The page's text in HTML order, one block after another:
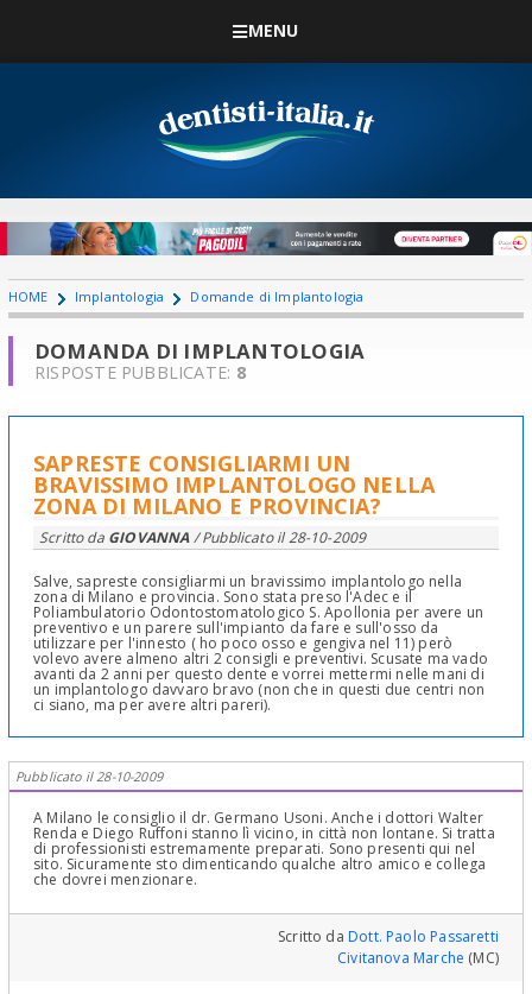
MENU
HOME Implantologia Domande di Implantologia
DOMANDA DI IMPLANTOLOGIA
RISPOSTE PUBBLICATE: 8
SAPRESTE CONSIGLIARMI UN
BRAVISSIMO IMPLANTOLOGO NELLA
ZONA DI MILANO E PROVINCIA?
Scritto da GIOVANNA/ Pubblicato il28-10-2009
Salve, sapreste consigliarmi un bravissimo implantologo nella
zona di Milano e provincia. Sono stata preso l'Adec e il
Poliambulatorio Odontostomatologico S. Apollonia per avere un
preventivo e un parere sull'impianto da fare e sull'osso da
utilizzare per l'innesto ( ho poco osso e gengiva nel 11) però
volevo avere almeno altri 2 consigli e preventivi. Scusate ma vado
avanti da 2 anni per questo dente e vorrei mettermi nelle mani di
un implantologo davvaro bravo (non che in questi due centri non
ci siano, ma per avere altri pareri).
Pubblicato il 28-10-2009
A Milano le consiglio il dr. Germano Usoni. Anche i dottori Walter
Renda e Diego Ruffoni stanno lì vicino, in città non lontane. Si tratta
di professionisti estremamente preparati. Sono presenti qui nel
sito. Sicuramente sto dimenticando qualche altro amico e collega
che dovrei menzionare.
Scritto daDott. Paolo Passaretti
Civitanova Marche (MC)